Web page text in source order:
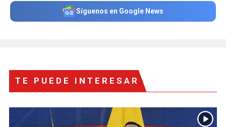
Síguenos en Google News
TE PUEDE INTERESAR